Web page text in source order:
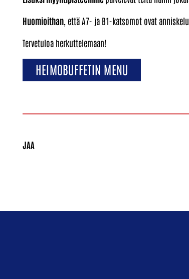
Huomioithan , että A7- ja B1-katsomot ovat
Tervetuloa herkuttelemaan!
HEIMOBUFFETIN MENU